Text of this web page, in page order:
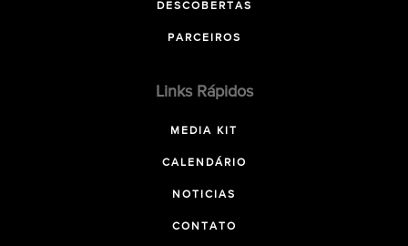
DESCOBERTAS
PARCEIROS
Links Rápidos
MEDIA KIT
CALENDÁRIO
NOTICIAS
CONTATO